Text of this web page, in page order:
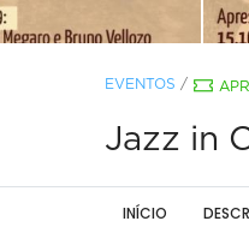
EVENTOS /
Jazz in
INÍCIO